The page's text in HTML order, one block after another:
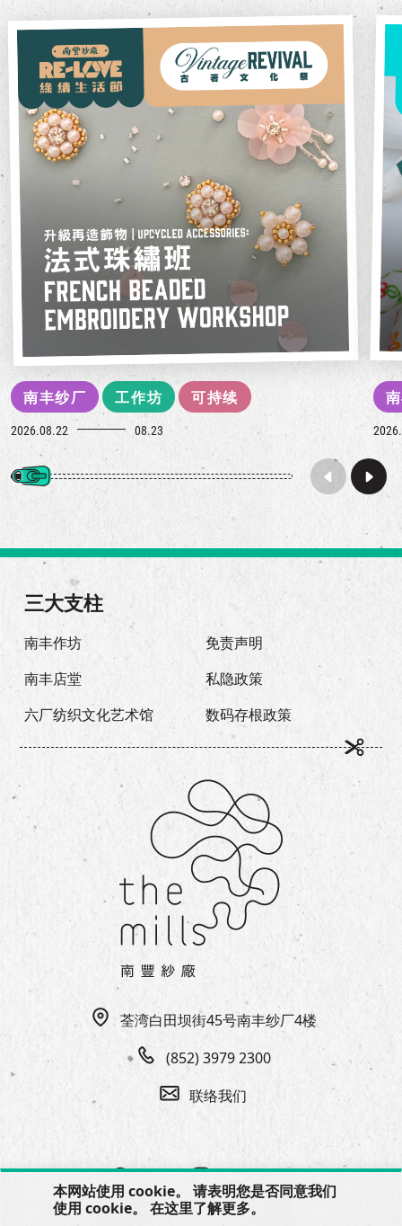
本网站使用 cookie。 请表明您是否同意我们
使用 cookie。 在这里了解更多。
南丰纱厂 工作坊 可持续
2026.08.22 08.23
荃湾白田坝街45号南丰纱厂4楼
(852) 3979 2300
联络我们
三大支柱
南丰作坊
南丰店堂
六厂纺织文化艺术馆
免责声明
私隐政策
数码存根政策